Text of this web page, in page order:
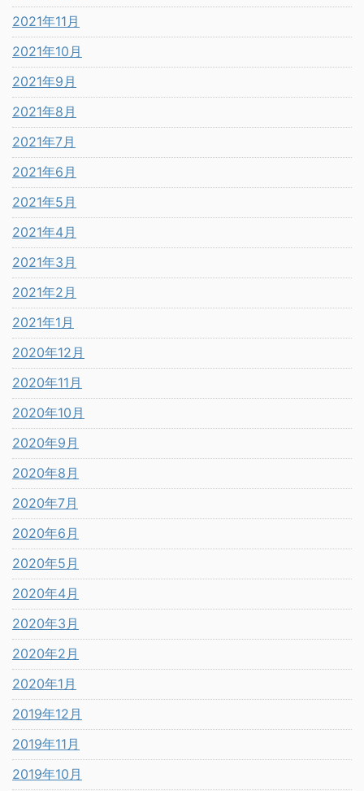
2021年11月
2021年10月
2021年9月
2021年8月
2021年7月
2021年6月
2021年5月
2021年4月
2021年3月
2021年2月
2021年1月
2020年12月
2020年11月
2020年10月
2020年9月
2020年8月
2020年7月
2020年6月
2020年5月
2020年4月
2020年3月
2020年2月
2020年1月
2019年12月
2019年11月
2019年10月